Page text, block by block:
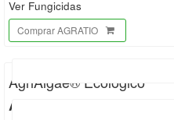
Ver Fungicidas
Comprar AGRATIO
AgriAlgae® Ecológico
AlgaEnergy